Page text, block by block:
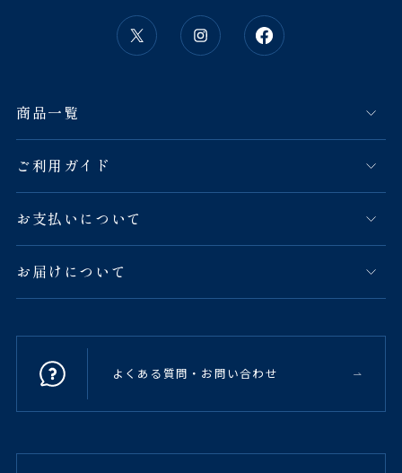
商品一覧
ご利用ガイド
お支払いについて
お届けについて
よくある質問・お問い合わせ